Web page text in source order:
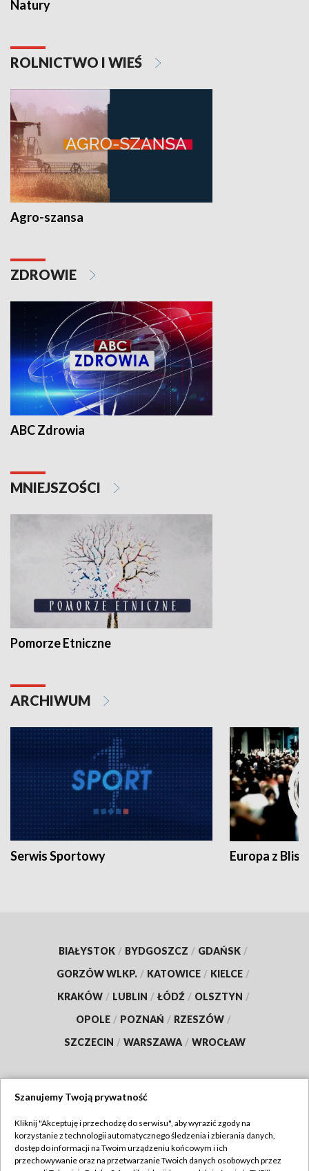
Natury
ROLNICTWO I WIEŚ
Agro-szansa
ZDROWIE
ABC Zdrowia
MNIEJSZOŚCI
Pomorze Etniczne
ARCHIWUM
Serwis Sportowy Europa z
BIAŁYSTOK / BYDGOSZCZ / GDAŃSK /
GORZÓW WLKP. / KATOWICE / KIELCE /
KRAKÓW / LUBLIN / ŁÓDŹ / OLSZTYN /
OPOLE / POZNAŃ / RZESZÓW /
SZCZECIN / WARSZAWA / WROCŁAW
TVP
Abonament TVP
Regulamin TVP
Szanujemy Twoją prywatność
Kliknij "Akceptuję i przechodzę do serwisu", aby wyrazić zgody na
korzystanie z technologii automatycznego śledzenia i zbierania danych,
dostęp do informacji na Twoim urządzeniu końcowym i ich
przechowywanie oraz na przetwarzanie Twoich danych osobowych przez